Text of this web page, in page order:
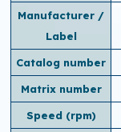
Manufacturer /
Label
Catalog number
Matrix number
Speed ​​(rpm)